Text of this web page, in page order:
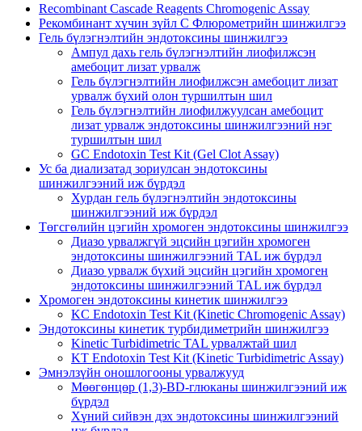
Recombinant Cascade Reagents Chromogenic Assay
Рекомбинант хүчин зүйл C Флюрометрийн шинжилгээ
Гель бүлэгнэлтийн эндотоксины шинжилгээ
Ампул дахь гель бүлэгнэлтийн лиофилжсэн
амебоцит лизат урвалж
Гель бүлэгнэлтийн лиофилжсэн амебоцит лизат
урвалж бүхий олон туршилтын шил
Гель бүлэгнэлтийн лиофилжуулсан амебоцит
лизат урвалж эндотоксины шинжилгээний нэг
туршилтын шил
GC Endotoxin Test Kit (Gel Clot Assay)
Ус ба диализатад зориулсан эндотоксины
шинжилгээний иж бүрдэл
Хурдан гель бүлэгнэлтийн эндотоксины
шинжилгээний иж бүрдэл
Төгсгөлийн цэгийн хромоген эндотоксины шинжилгээ
Диазо урвалжгүй эцсийн цэгийн хромоген
эндотоксины шинжилгээний TAL иж бүрдэл
Диазо урвалж бүхий эцсийн цэгийн хромоген
эндотоксины шинжилгээний TAL иж бүрдэл
Хромоген эндотоксины кинетик шинжилгээ
KC Endotoxin Test Kit (Kinetic Chromogenic Assay)
Эндотоксины кинетик турбидиметрийн шинжилгээ
Kinetic Turbidimetric TAL урвалжтай шил
KT Endotoxin Test Kit (Kinetic Turbidimetric Assay)
Эмнэлзүйн оношлогооны урвалжууд
Мөөгөнцөр (1,3)-BD-глюканы шинжилгээний иж
бүрдэл
Хүний сийвэн дэх эндотоксины шинжилгээний